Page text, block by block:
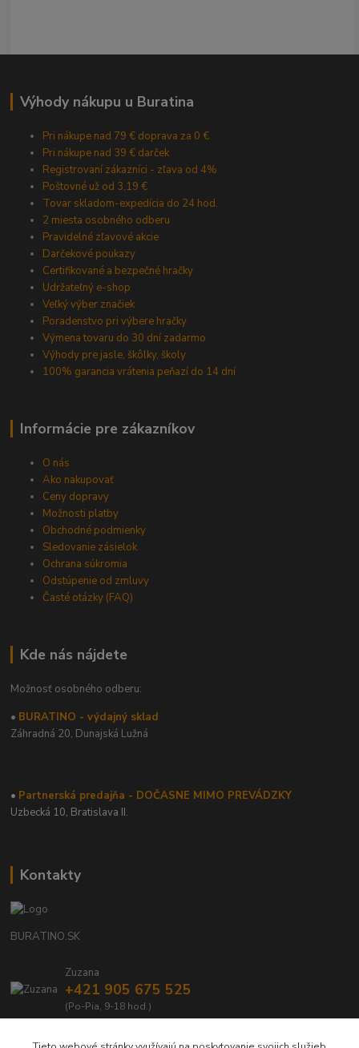
Výhody nákupu u Buratina
Pri nákupe nad 79 € doprava za 0 €
Pri nákupe nad 39 € darček
Registrovaní zákazníci - zľava od 4%
Poštovné už od 3,19 €
Tovar skladom-expedícia do 24 hod.
2 miesta osobného odberu
Pravidelné zľavové akcie
Darčekové poukazy
Certifikované a bezpečné hračky
Udržateľný e-shop
Veľký výber značiek
Poradenstvo pri výbere hračky
Výmena tovaru do 30 dní zadarmo
Výhody pre jasle, škôlky, školy
100% garancia vrátenia peňazí do 14 dní
Informácie pre zákazníkov
O nás
Ako nakupovať
Ceny dopravy
Možnosti platby
Obchodné podmienky
Sledovanie zásielok
Ochrana súkromia
Odstúpenie od zmluvy
Časté otázky (FAQ)
Kde nás nájdete
Možnosť osobného odberu:
• BURATINO - výdajný sklad
Záhradná 20, Dunajská Lužná
• Partnerská predajňa - DOČASNE MIMO PREVÁDZKY
Uzbecká 10, Bratislava II.
Kontakty
BURATINO.SK
Zuzana
+421 905 675 525
(Po-Pia, 9-18 hod.)